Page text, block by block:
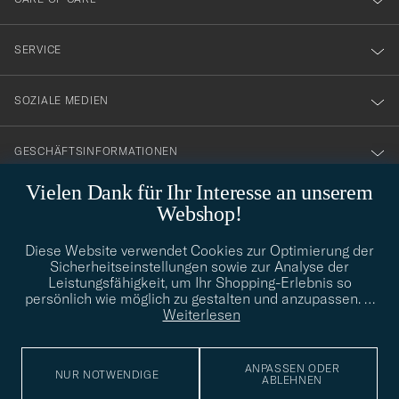
Vielen Dank für Ihr Interesse an unserem
Webshop!
Diese Website verwendet Cookies zur Optimierung der
Sicherheitseinstellungen sowie zur Analyse der
Leistungsfähigkeit, um Ihr Shopping-Erlebnis so
persönlich wie möglich zu gestalten und anzupassen. …
Weiterlesen
NUR NOTWENDIGE
ANPASSEN ODER
ABLEHNEN
vårt
nyhetsbrev!
SERVICE
SOZIALE MEDIEN
GESCHÄFTSINFORMATIONEN
info@careofcarl.de
Benötigen Sie Hilfe bei der Suche nach Ihrem persönlichen Stil?
Wenden Sie sich an uns, wir helfen Ihnen gerne weiter!
STILBERATUNG